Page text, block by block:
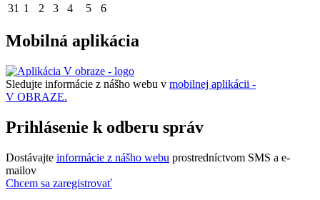
31 1 2 3 4 5 6
Mobilná aplikácia
Sledujte informácie z nášho webu v mobilnej aplikácii -
V OBRAZE.
Prihlásenie k odberu správ
Dostávajte informácie z nášho webu prostredníctvom SMS a e-
mailov
Chcem sa zaregistrovať